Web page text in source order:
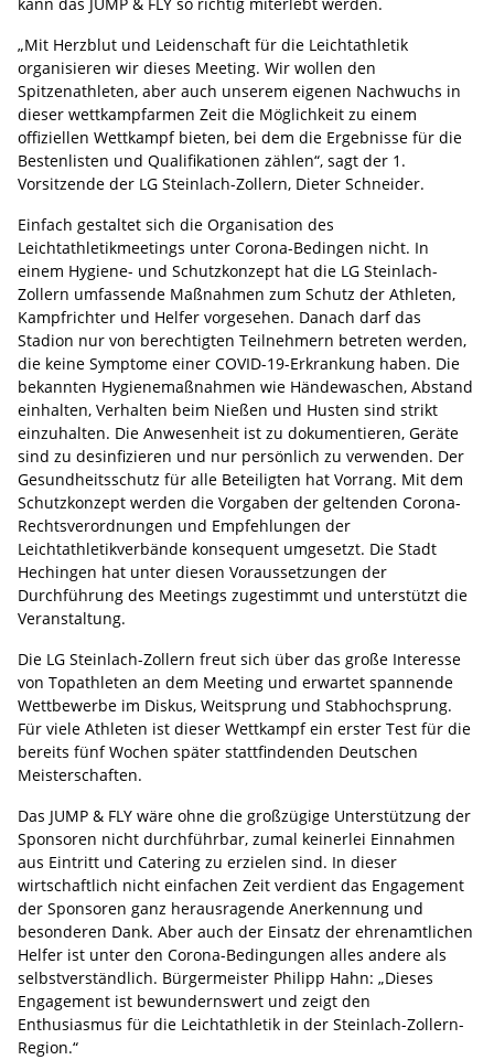
kann das JUMP & FLY so richtig miterlebt werden.
„Mit Herzblut und Leidenschaft für die Leichtathletik
organisieren wir dieses Meeting. Wir wollen den
Spitzenathleten, aber auch unserem eigenen Nachwuchs in
dieser wettkampfarmen Zeit die Möglichkeit zu einem
offiziellen Wettkampf bieten, bei dem die Ergebnisse für die
Bestenlisten und Qualifikationen zählen“, sagt der 1.
Vorsitzende der LG Steinlach-Zollern, Dieter Schneider.
Einfach gestaltet sich die Organisation des
Leichtathletikmeetings unter Corona-Bedingen nicht. In
einem Hygiene- und Schutzkonzept hat die LG Steinlach-
Zollern umfassende Maßnahmen zum Schutz der Athleten,
Kampfrichter und Helfer vorgesehen. Danach darf das
Stadion nur von berechtigten Teilnehmern betreten werden,
die keine Symptome einer COVID-19-Erkrankung haben. Die
bekannten Hygienemaßnahmen wie Händewaschen, Abstand
einhalten, Verhalten beim Nießen und Husten sind strikt
einzuhalten. Die Anwesenheit ist zu dokumentieren, Geräte
sind zu desinfizieren und nur persönlich zu verwenden. Der
Gesundheitsschutz für alle Beteiligten hat Vorrang. Mit dem
Schutzkonzept werden die Vorgaben der geltenden Corona-
Rechtsverordnungen und Empfehlungen der
Leichtathletikverbände konsequent umgesetzt. Die Stadt
Hechingen hat unter diesen Voraussetzungen der
Durchführung des Meetings zugestimmt und unterstützt die
Veranstaltung.
Die LG Steinlach-Zollern freut sich über das große Interesse
von Topathleten an dem Meeting und erwartet spannende
Wettbewerbe im Diskus, Weitsprung und Stabhochsprung.
Für viele Athleten ist dieser Wettkampf ein erster Test für die
bereits fünf Wochen später stattfindenden Deutschen
Meisterschaften.
Das JUMP & FLY wäre ohne die großzügige Unterstützung der
Sponsoren nicht durchführbar, zumal keinerlei Einnahmen
aus Eintritt und Catering zu erzielen sind. In dieser
wirtschaftlich nicht einfachen Zeit verdient das Engagement
der Sponsoren ganz herausragende Anerkennung und
besonderen Dank. Aber auch der Einsatz der ehrenamtlichen
Helfer ist unter den Corona-Bedingungen alles andere als
selbstverständlich. Bürgermeister Philipp Hahn: „Dieses
Engagement ist bewundernswert und zeigt den
Enthusiasmus für die Leichtathletik in der Steinlach-Zollern-
Region.“